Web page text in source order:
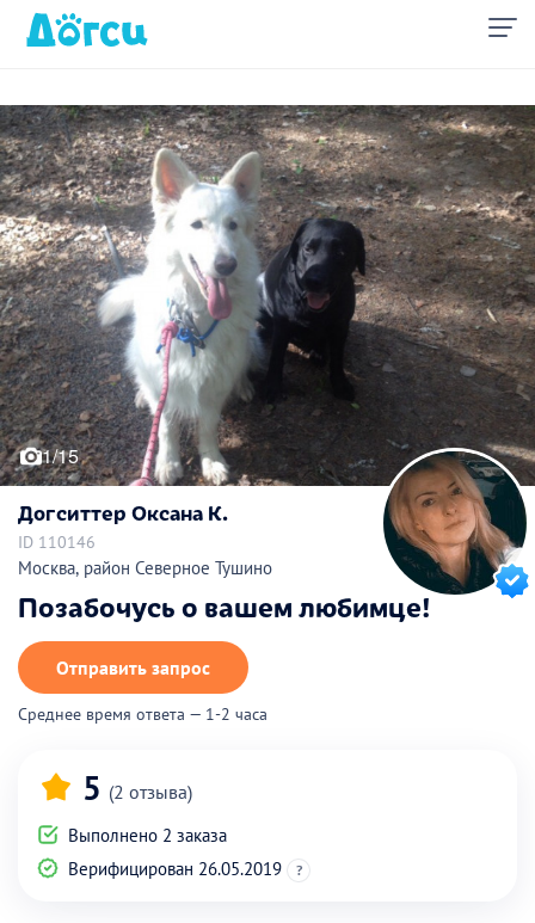
1/15
Догситтер Оксана К.
ID 110146
Москва, район Северное Тушино
Позабочусь о вашем любимце!
Отправить запрос
Среднее время ответа — 1-2 часа
5 (2 отзыва)
Выполнено 2 заказа
Верифицирован 26.05.2019
?